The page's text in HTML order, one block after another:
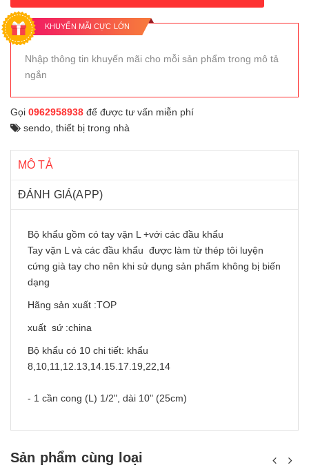
KHUYẾN MÃI CỰC LỚN
Nhập thông tin khuyến mãi cho mỗi sản phẩm trong mô tả
ngắn
Gọi 0962958938 để được tư vấn miễn phí
sendo thiết bị trong nhà
MÔ TẢ
ĐÁNH GIÁ(APP)
Bộ khẩu gồm có tay vặn L +với các đầu khẩu
Tay vặn L và các đầu khẩu được làm từ thép tôi luyện
cứng già tay cho nên khi sử dụng sản phẩm không bị biến
dạng
Hãng sản xuất :TOP
xuất sứ :china
Bộ khẩu có 10 chi tiết: khẩu
8,10,11,12.13,14.15.17.19,22,14
- 1 cần cong (L) 1/2", dài 10" (25cm)
Sản phẩm cùng loại